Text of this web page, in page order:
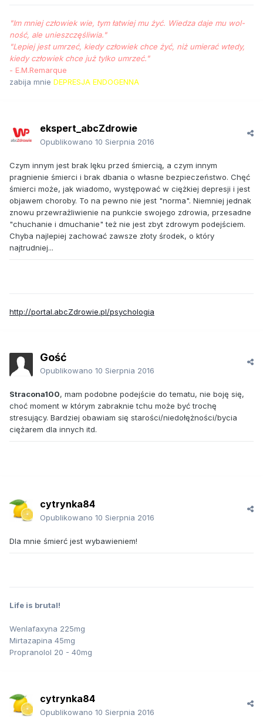
"Im mniej człowiek wie, tym łat­wiej mu żyć. Wie­dza da­je mu wol­
ność, ale unieszczęśliwia."
"Le­piej jest um­rzeć, kiedy człowiek chce żyć, niż umierać wte­dy,
kiedy człowiek chce już tyl­ko umrzeć."
- E.M.Remarque
zabija mnie DEPRESJA ENDOGENNA
ekspert_abcZdrowie
Opublikowano 10 Sierpnia 2016
Czym innym jest brak lęku przed śmiercią, a czym innym
pragnienie śmierci i brak dbania o własne bezpieczeństwo. Chęć
śmierci może, jak wiadomo, występować w ciężkiej depresji i jest
objawem choroby. To na pewno nie jest "norma". Niemniej jednak
znowu przewrażliwienie na punkcie swojego zdrowia, przesadne
"chuchanie i dmuchanie" też nie jest zbyt zdrowym podejściem.
Chyba najlepiej zachować zawsze złoty środek, o który
najtrudniej...
http://portal.abcZdrowie.pl/psychologia
Gość
Opublikowano 10 Sierpnia 2016
Stracona100, mam podobne podejście do tematu, nie boję się,
choć moment w którym zabraknie tchu może być trochę
stresujący. Bardziej obawiam się starości/niedołężności/bycia
ciężarem dla innych itd.
cytrynka84
Opublikowano 10 Sierpnia 2016
Dla mnie śmierć jest wybawieniem!
Life is brutal!
Wenlafaxyna 225mg
Mirtazapina 45mg
Propranolol 20 - 40mg
cytrynka84
Opublikowano 10 Sierpnia 2016